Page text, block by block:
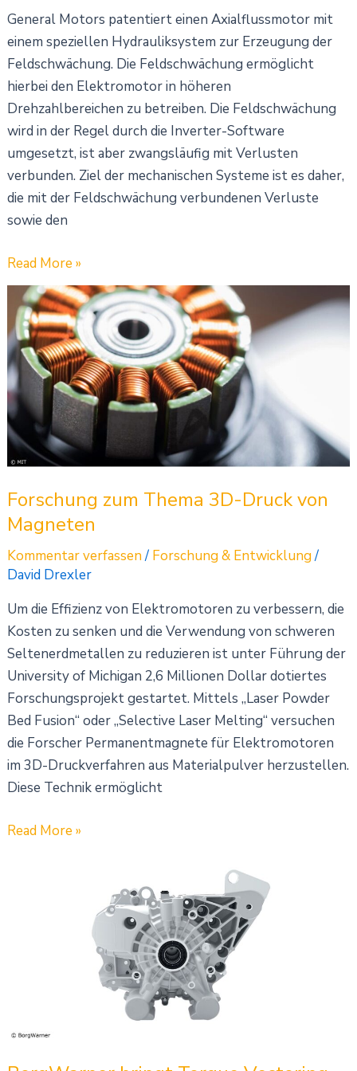
General Motors patentiert einen Axialflussmotor mit
einem speziellen Hydrauliksystem zur Erzeugung der
Feldschwächung. Die Feldschwächung ermöglicht
hierbei den Elektromotor in höheren
Drehzahlbereichen zu betreiben. Die Feldschwächung
wird in der Regel durch die Inverter-Software
umgesetzt, ist aber zwangsläufig mit Verlusten
verbunden. Ziel der mechanischen Systeme ist es daher,
die mit der Feldschwächung verbundenen Verluste
sowie den
Read More »
Forschung zum Thema 3D-Druck von
Magneten
Kommentar verfassen/ Forschung & Entwicklung/
David Drexler
Um die Effizienz von Elektromotoren zu verbessern, die
Kosten zu senken und die Verwendung von schweren
Seltenerdmetallen zu reduzieren ist unter Führung der
University of Michigan 2,6 Millionen Dollar dotiertes
Forschungsprojekt gestartet. Mittels „Laser Powder
Bed Fusion“ oder „Selective Laser Melting“ versuchen
die Forscher Permanentmagnete für Elektromotoren
im 3D-Druckverfahren aus Materialpulver herzustellen.
Diese Technik ermöglicht
Forschung
zum
Thema
3D-
Druck
von
Magneten
Read More »
auf
den